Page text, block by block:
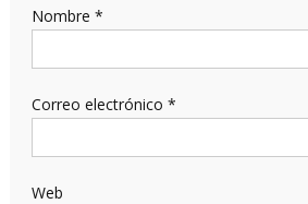
Nombre *
Correo electrónico *
Web